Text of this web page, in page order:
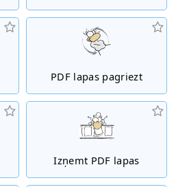
PDF lapas pagriezt
Izņemt PDF lapas